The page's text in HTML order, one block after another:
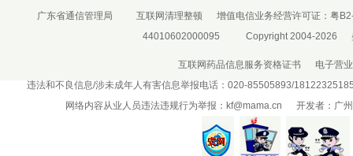
广东省通信管理局 互联网清理整顿 增值电信业务经营许可证： 粤
44010602000095
Copyright 2004-2026
互联网药品信息服务资格证书
电子营
违法和不良信息/涉未成年人有害信息举报电话：020-85505893/
网络内容从业人员违法违规行为举报： kf@mama.cn 开发者：广